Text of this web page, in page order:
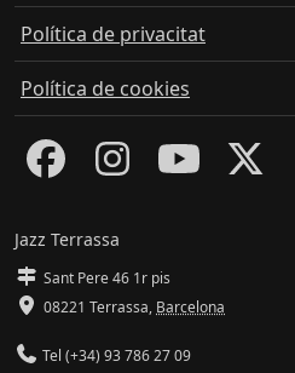
Política de privacitat
Política de cookies
Jazz Terrassa
Sant Pere 46 1r pis
08221 Terrassa, Barcelona
Tel (+34) 93 786 27 09